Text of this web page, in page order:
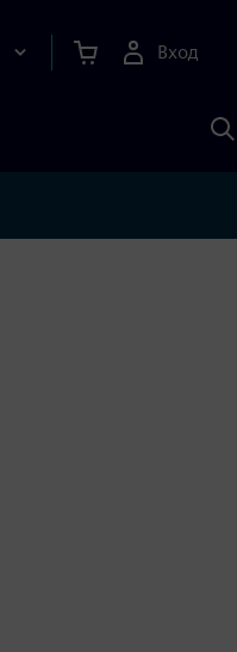
Вход
с